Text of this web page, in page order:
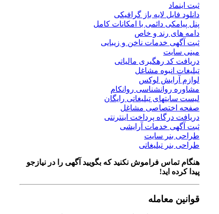
ثبت اینماد
دانلود فایل لایه باز گرافیکی
پنل پیامکی دائمی با امکانات کامل
دامه های رند و خاص
ثبت آگهی خدمات ناخن و زیبایی
مینی سایت
دریافت کد رهگیری مالیاتی
تبلیغات انبوه مشاغل
لوازم آرایش لوکس
مشاوره روانشناسی روانکام
لیست سایتهای تبلیغاتی رایگان
صفحه اختصاصی مشاغل
دریافت درگاه پرداخت اینترنتی
ثبت آگهی خدمات آرایشی
طراحی بنر سایت
طراحی بنر تبلیغاتی
هنگام تماس فراموش نکنید که بگویید آگهی را در نیازجو
پیدا کرده اید!
قوانین معامله